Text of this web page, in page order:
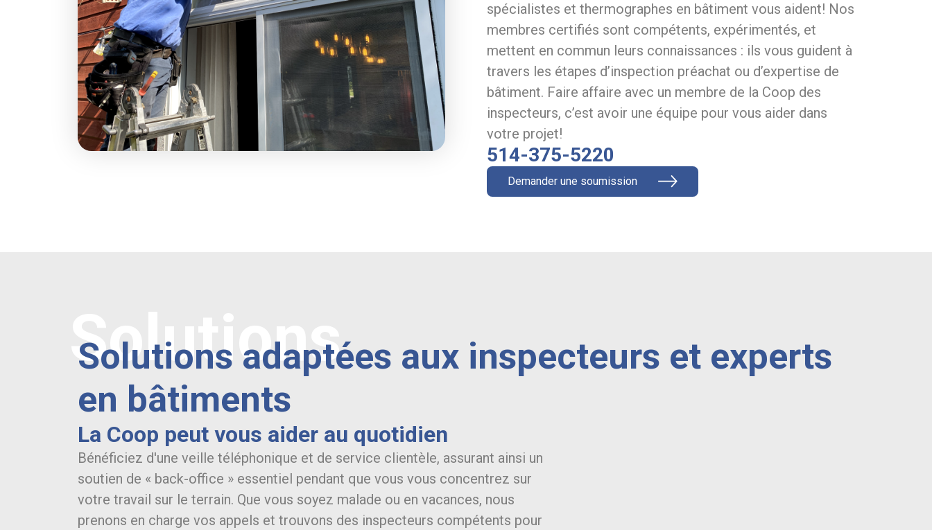
spécialistes et thermographes en bâtiment vous aident! Nos
membres certifiés sont compétents, expérimentés, et
mettent en commun leurs connaissances : ils vous guident à
travers les étapes d’inspection préachat ou d’expertise de
bâtiment. Faire affaire avec un membre de la Coop des
inspecteurs, c’est avoir une équipe pour vous aider dans
votre projet!
514-375-5220
Demander une soumission
Solutions adaptées aux inspecteurs et experts
en bâtiments
Solutions
La Coop peut vous aider au quotidien
Bénéficiez d'une veille téléphonique et de service clientèle, assurant ainsi un
soutien de « back-office » essentiel pendant que vous vous concentrez sur
votre travail sur le terrain. Que vous soyez malade ou en vacances, nous
prenons en charge vos appels et trouvons des inspecteurs compétents pour